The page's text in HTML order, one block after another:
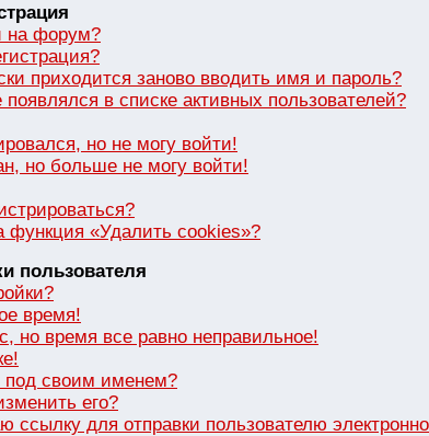
на форум?
приходится заново вводить имя и пароль?
в списке активных пользователей?
но не могу войти!
но больше не могу войти!
функция «Удалить cookies»?
пользователя
время!
но время все равно неправильное!
под своим именем?
его?
ссылку для отправки пользователю